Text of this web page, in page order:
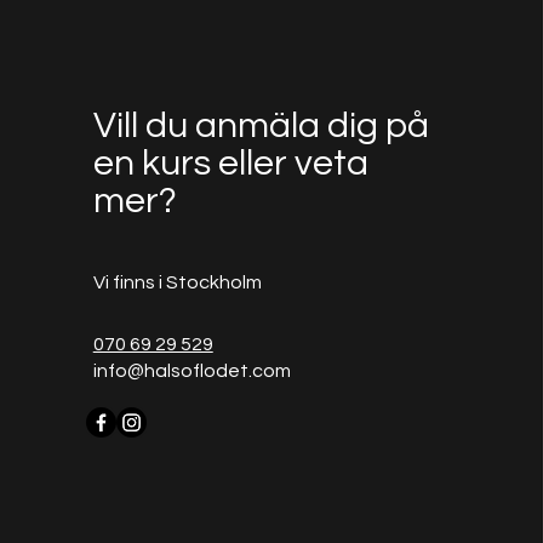
Vill du anmäla dig på
en kurs eller veta
mer?
Vi finns i Stockholm
070 69 29 529
info@halsoflodet.com